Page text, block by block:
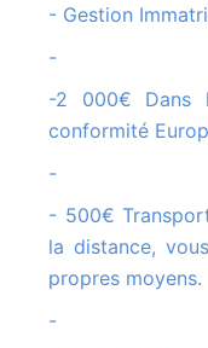
- Gestion
-
-2 000€ Dans le cas ou votre voiture a un certificat de
conformité
-
- 500€ Transport par camion du vendeur à Lille, ajusté suivant
la distance,
propres moyens.
-